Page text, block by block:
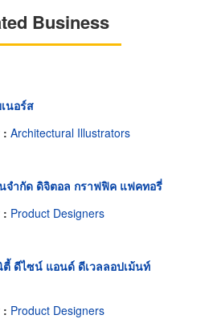
Business
นอร์ส
: Architectural Illustrators
จำกัด ดิจิตอล กราฟฟิค แฟคทอรี่
: Product Designers
ดีไซน์ แอนด์ ดีเวลลอปเม้นท์
: Product Designers